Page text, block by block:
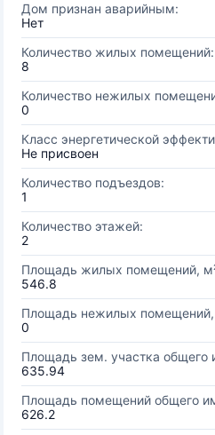
Дом признан аварийным:
Нет
Количество жилых помещений:
8
Количество нежилых
0
Класс энергетической
Не присвоен
Количество подъездов:
1
Количество этажей:
2
Площадь жилых помещений,
546.8
Площадь нежилых помещений,
0
Площадь зем. участка общего
635.94
Площадь помещений общего
626.2